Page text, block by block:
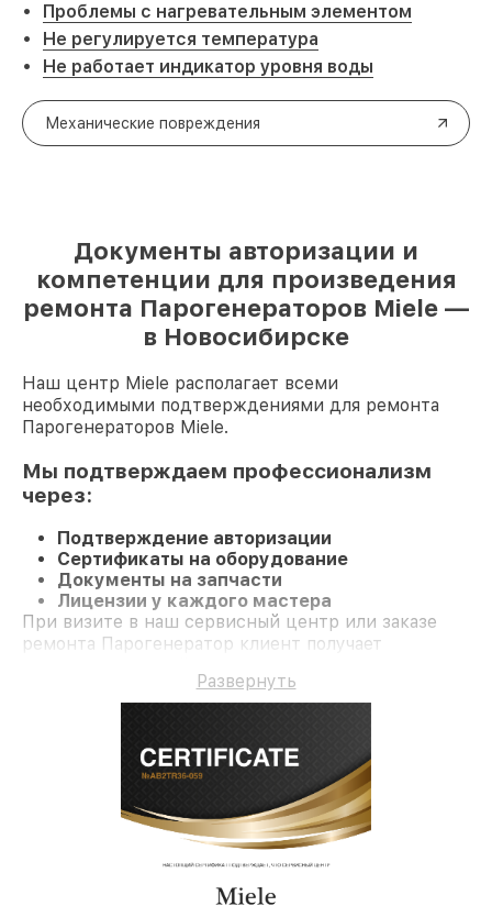
Проблемы с нагревательным элементом
Не регулируется температура
Не работает индикатор уровня воды
Механические повреждения
Документы авторизации и
компетенции для произведения
ремонта Парогенераторов Miele —
в Новосибирске
Наш центр Miele располагает всеми
необходимыми подтверждениями для ремонта
Парогенераторов Miele.
Мы подтверждаем профессионализм
через:
Подтверждение авторизации
Сертификаты на оборудование
Документы на запчасти
Лицензии у каждого мастера
При визите в наш сервисный центр или заказе
ремонта Парогенератор клиент получает
гарантию на ремонт и детали.
Развернуть